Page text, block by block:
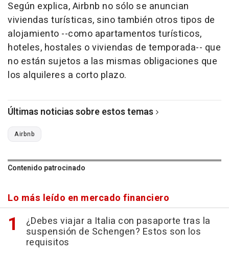
Según explica, Airbnb no sólo se anuncian
viviendas turísticas, sino también otros tipos de
alojamiento --como apartamentos turísticos,
hoteles, hostales o viviendas de temporada-- que
no están sujetos a las mismas obligaciones que
los alquileres a corto plazo.
Últimas noticias sobre estos temas
Airbnb
Contenido patrocinado
Lo más leído en mercado financiero
¿Debes viajar a Italia con pasaporte tras la
suspensión de Schengen? Estos son los
requisitos